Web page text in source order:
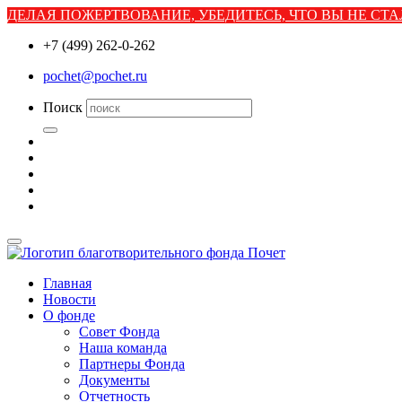
ДЕЛАЯ ПОЖЕРТВОВАНИЕ, УБЕДИТЕСЬ, ЧТО ВЫ НЕ
+7 (499) 262-0-262
pochet@pochet.ru
Поиск
Главная
Новости
О фонде
Совет Фонда
Наша команда
Партнеры Фонда
Документы
Отчетность